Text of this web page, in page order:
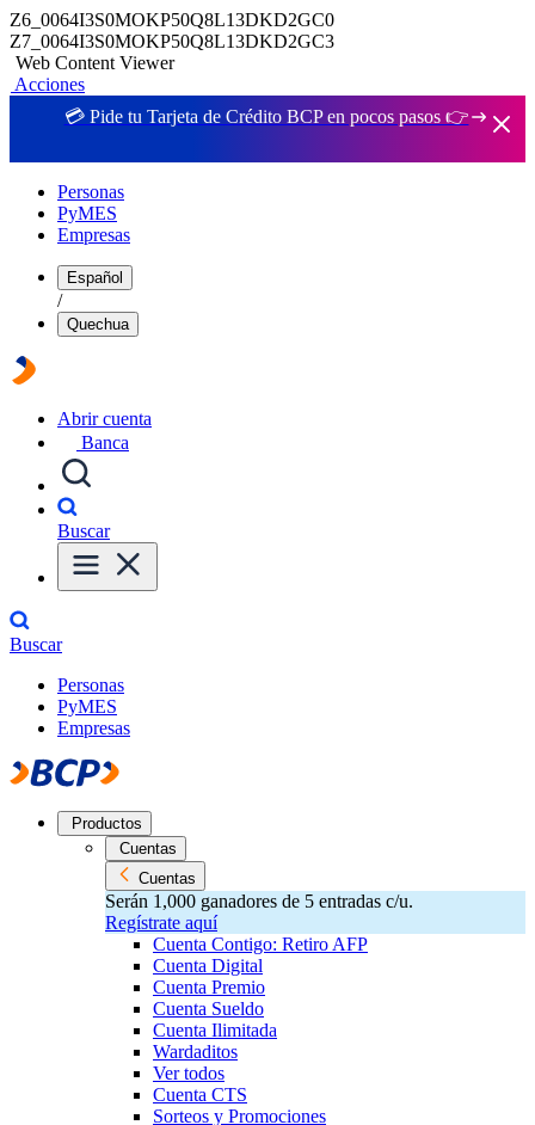
Z6_0064I3S0MOKP50Q8L13DKD2GC0
Z7_0064I3S0MOKP50Q8L13DKD2GC3
Web Content Viewer
Acciones
💳 Pide tu Tarjeta de Crédito BCP en pocos pasos 👉
Personas
PyMES
Empresas
Español
/
Quechua
Abrir cuenta
Banca
Buscar
Buscar
Personas
PyMES
Empresas
Productos
Cuentas
Cuentas
Serán 1,000 ganadores de 5 entradas c/u.
Regístrate aquí
Cuenta Contigo: Retiro AFP
Cuenta Digital
Cuenta Premio
Cuenta Sueldo
Cuenta Ilimitada
Wardaditos
Ver todos
Cuenta CTS
Sorteos y Promociones